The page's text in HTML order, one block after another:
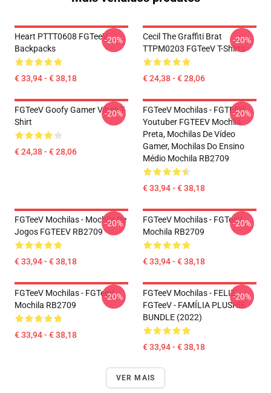
Heart PTTT0608 FGTeeV
Backpacks
€ 33,94 - € 38,18
-20%
Cecil The Graffiti Brat
TTPM0203 FGTeeV T-Shirts
€ 24,38 - € 28,06
-20%
FGTeeV Goofy Gamer Vibes T-
Shirt
€ 24,38 - € 28,06
-20%
FGTeeV Mochilas - FGTEEV.
Youtuber FGTEEV Mochila
Preta, Mochilas De Vídeo
Gamer, Mochilas Do Ensino
Médio Mochila RB2709
€ 33,94 - € 38,18
-20%
FGTeeV Mochilas - Mochila De
Jogos FGTEEV RB2709
€ 33,94 - € 38,18
-20%
FGTeeV Mochilas - FGTeeV
Mochila RB2709
€ 33,94 - € 38,18
-20%
FGTeeV Mochilas - FGTeeV
Mochila RB2709
€ 33,94 - € 38,18
-20%
FGTeeV Mochilas - FELIZ
FGTeeV - FAMÍLIA PLUSHIE
BUNDLE (2022)
€ 33,94 - € 38,18
-20%
VER MAIS